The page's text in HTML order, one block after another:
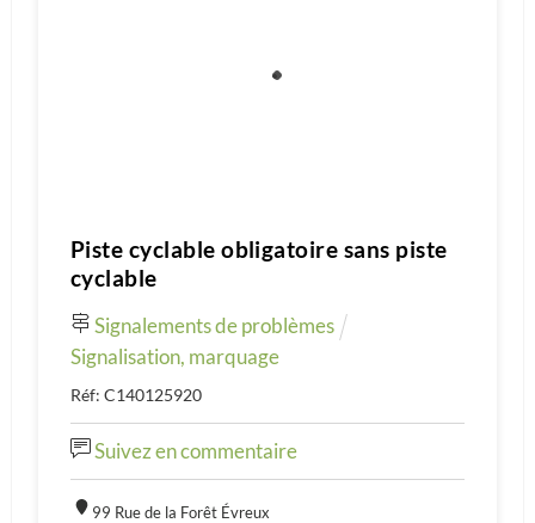
Piste cyclable obligatoire sans piste
cyclable
Signalements de problèmes
Signalisation, marquage
Réf: C140125920
Suivez en commentaire
99 Rue de la Forêt Évreux